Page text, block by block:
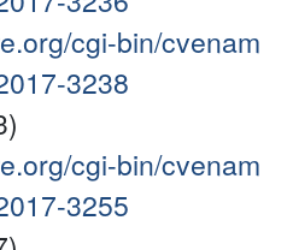
cgi-bin/cvenam
3238
cgi-bin/cvenam
3255